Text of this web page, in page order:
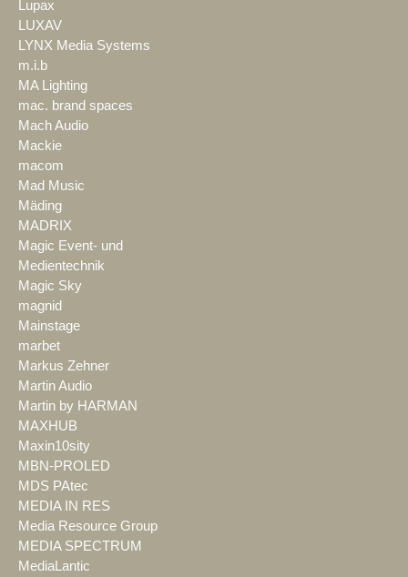
Lupax
LUXAV
LYNX Media Systems
m.i.b
MA Lighting
mac. brand spaces
Mach Audio
Mackie
macom
Mad Music
Mäding
MADRIX
Magic Event- und
Medientechnik
Magic Sky
magnid
Mainstage
marbet
Markus Zehner
Martin Audio
Martin by HARMAN
MAXHUB
Maxin10sity
MBN-PROLED
MDS PAtec
MEDIA IN RES
Media Resource Group
MEDIA SPECTRUM
MediaLantic